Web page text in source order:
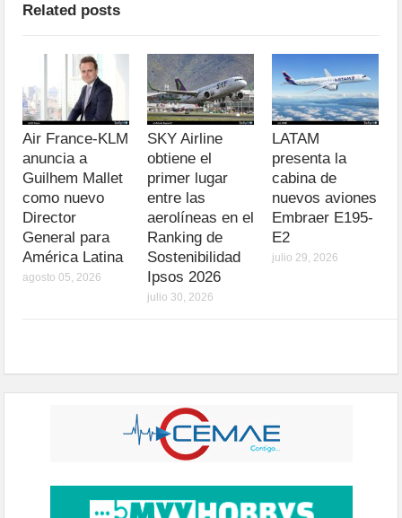
Related posts
Air France-KLM
anuncia a
Guilhem Mallet
como nuevo
Director
General para
América Latina
agosto 05, 2026
SKY Airline
obtiene el
primer lugar
entre las
aerolíneas en el
Ranking de
Sostenibilidad
Ipsos 2026
julio 30, 2026
LATAM
presenta la
cabina de
nuevos aviones
Embraer E195-
E2
julio 29, 2026